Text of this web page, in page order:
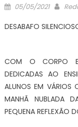
Posted
05/05/2021
DESABAFO
COM O CORPO E
DEDICADAS AO
ALUNOS EM VÁRIOS
MANHÃ NUBLADA
PEQUENA REFLEXÃO